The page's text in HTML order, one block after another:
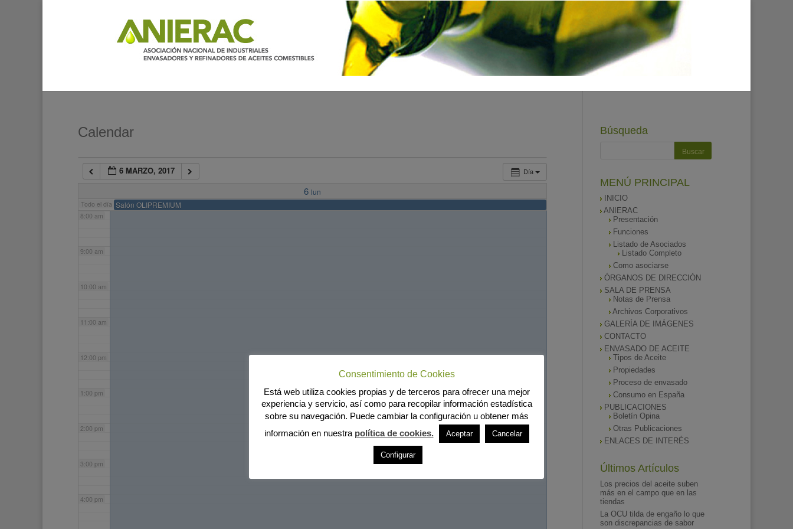
Calendar
Día
6 MARZO, 2017
6 lun
Todo el día Salón OLIPREMIUM
7:00 am
8:00 am
9:00 am
10:00 am
11:00 am
12:00 pm
1:00 pm
2:00 pm
3:00 pm
4:00 pm
Búsqueda
MENÚ PRINCIPAL
INICIO
ANIERAC
Presentación
Funciones
Listado de Asociados
Listado Completo
Como asociarse
ÓRGANOS DE DIRECCIÓN
SALA DE PRENSA
Notas de Prensa
Archivos Corporativos
GALERÍA DE IMÁGENES
CONTACTO
ENVASADO DE ACEITE
Tipos de Aceite
Propiedades
Proceso de envasado
Consumo en España
PUBLICACIONES
Boletín Opina
Otras Publicaciones
ENLACES DE INTERÉS
Últimos Artículos
Los precios del aceite suben
más en el campo que en las
tiendas
La OCU tilda de engaño lo que
son discrepancias de sabor
Consentimiento de Cookies
Está web utiliza cookies propias y de terceros para ofrecer una mejor
experiencia y servicio, así como para recopilar información estadística
sobre su navegación. Puede cambiar la configuración u obtener más
información en nuestra política de cookies. Aceptar Cancelar
Configurar